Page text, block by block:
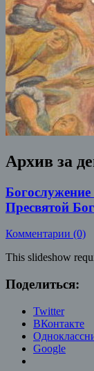
Архив за
Пресвятой
Комментарии (0)
This slideshow
Поделиться:
Twitter
ВКонтакте
Google